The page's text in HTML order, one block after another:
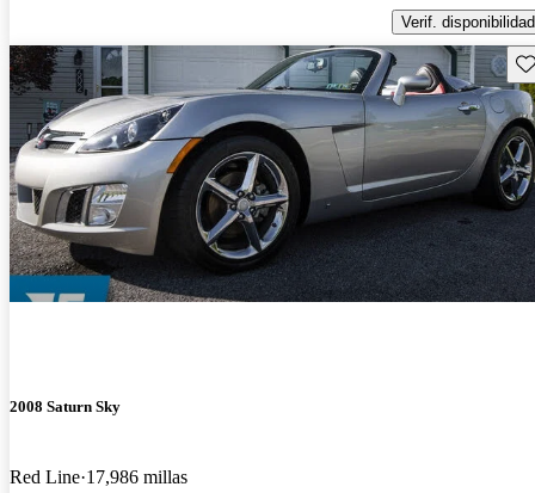
Verif. disponibilidad
2008 Saturn Sky
Red Line 17,986 millas